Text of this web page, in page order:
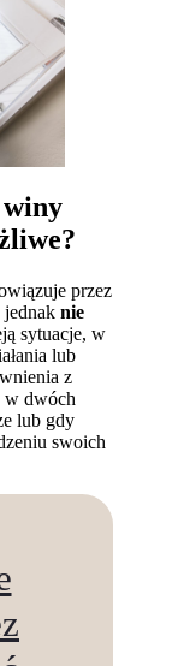
przez
jednaknie
sytuacje, w
lub
z
w dwóch
lub gdy
swoich